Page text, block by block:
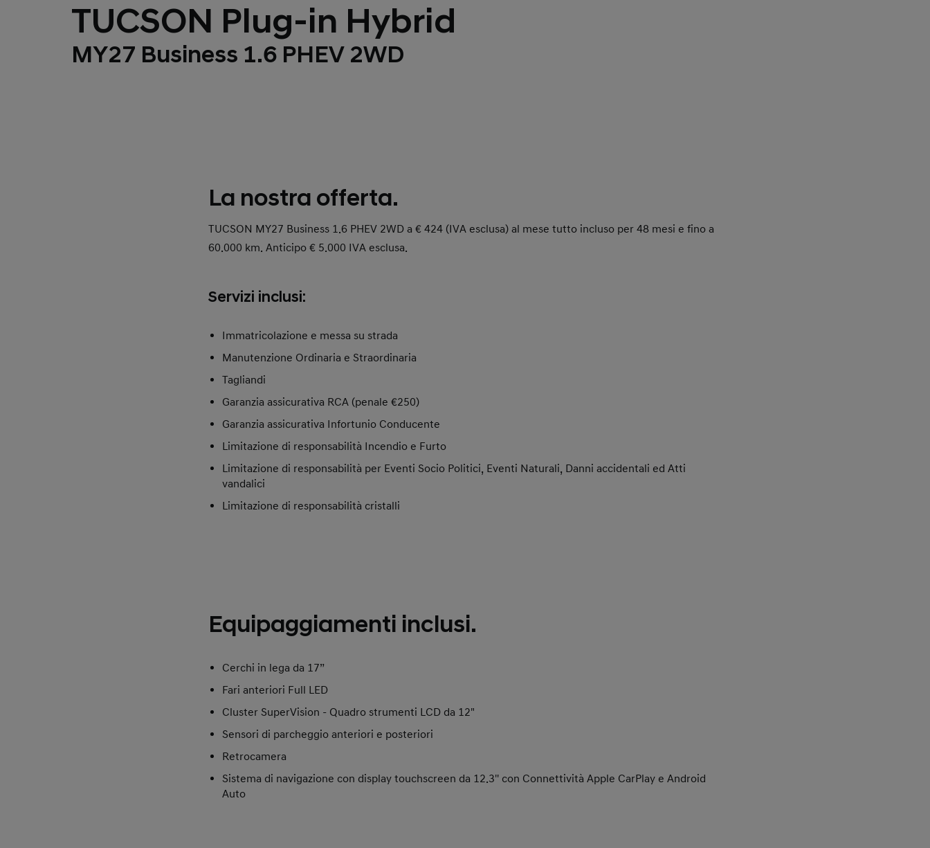
TUCSON Plug-in Hybrid
MY27 Business 1.6 PHEV 2WD
La nostra offerta.
TUCSON MY27 Business 1.6 PHEV 2WD a € 424 (IVA esclusa) al mese tutto incluso per 48 mesi e fino a
60.000 km. Anticipo € 5.000 IVA esclusa.
Servizi inclusi:
Immatricolazione e messa su strada
Manutenzione Ordinaria e Straordinaria
Tagliandi
Garanzia assicurativa RCA (penale €250)
Garanzia assicurativa Infortunio Conducente
Limitazione di responsabilità Incendio e Furto
Limitazione di responsabilità per Eventi Socio Politici, Eventi Naturali, Danni accidentali ed Atti
vandalici
Limitazione di responsabilità cristalli
Equipaggiamenti inclusi.
Cerchi in lega da 17”
Fari anteriori Full LED
Cluster SuperVision - Quadro strumenti LCD da 12"
Sensori di parcheggio anteriori e posteriori
Retrocamera
Sistema di navigazione con display touchscreen da 12.3'' con Connettività Apple CarPlay e Android
Auto